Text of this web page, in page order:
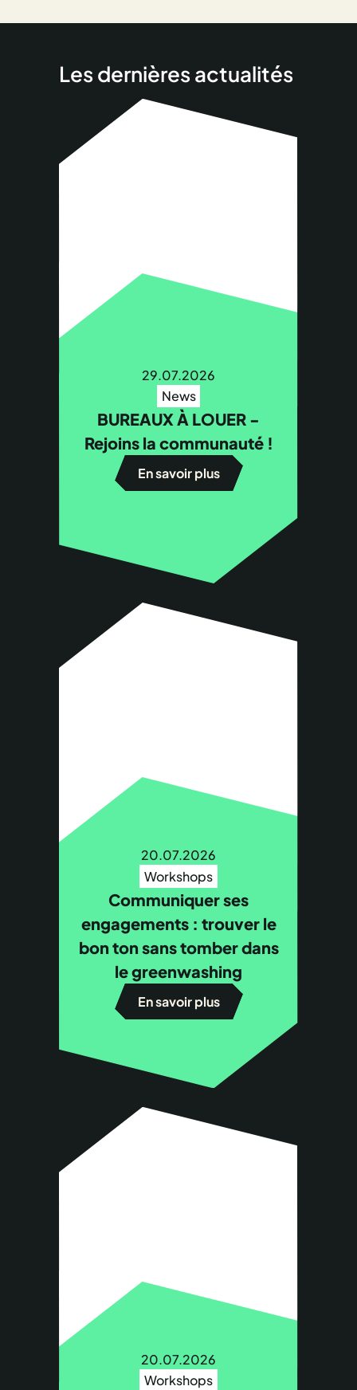
Les dernières actualités
29.07.2026
News
BUREAUX À LOUER -
Rejoins la communauté !
En savoir plus
20.07.2026
Workshops
Communiquer ses
engagements : trouver le
bon ton sans tomber dans
le greenwashing
En savoir plus
20.07.2026
Workshops